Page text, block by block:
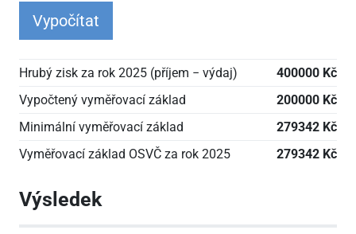
Vypočítat
Hrubý zisk za rok 2025 (příjem − výdaj)
400000 Kč
Vypočtený vyměřovací základ
200000 Kč
Minimální vyměřovací základ
279342 Kč
Vyměřovací základ OSVČ za rok 2025
279342 Kč
Výsledek